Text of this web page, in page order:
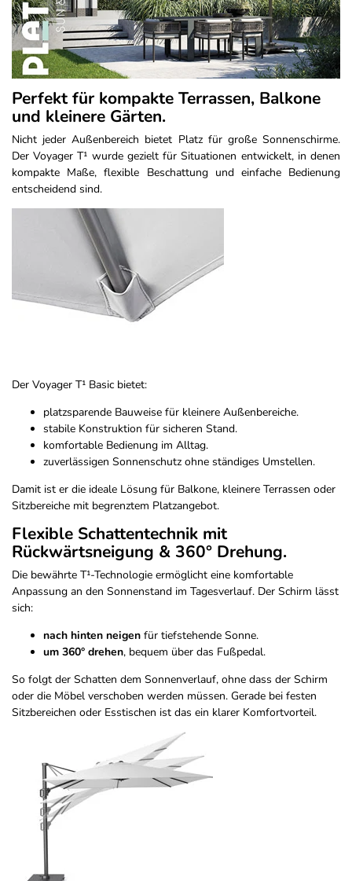
Perfekt für kompakte Terrassen, Balkone
und kleinere Gärten.
Nicht jeder Außenbereich bietet Platz für große Sonnenschirme.
Der Voyager T¹ wurde gezielt für Situationen entwickelt, in denen
kompakte Maße, flexible Beschattung und einfache Bedienung
entscheidend sind.
Der Voyager T¹ Basic bietet:
platzsparende Bauweise für kleinere Außenbereiche.
stabile Konstruktion für sicheren Stand.
komfortable Bedienung im Alltag.
zuverlässigen Sonnenschutz ohne ständiges Umstellen.
Damit ist er die ideale Lösung für Balkone, kleinere Terrassen oder
Sitzbereiche mit begrenztem Platzangebot.
Flexible Schattentechnik mit
Rückwärtsneigung & 360° Drehung.
Die bewährte T¹-Technologie ermöglicht eine komfortable
Anpassung an den Sonnenstand im Tagesverlauf. Der Schirm lässt
sich:
nach hinten neigen für tiefstehende Sonne.
um 360° drehen, bequem über das Fußpedal.
So folgt der Schatten dem Sonnenverlauf, ohne dass der Schirm
oder die Möbel verschoben werden müssen. Gerade bei festen
Sitzbereichen oder Esstischen ist das ein klarer Komfortvorteil.